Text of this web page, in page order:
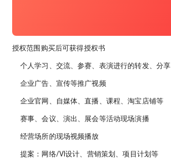
授权范围 购买后可获得授权书
个人学习、交流、参赛、表演进行的转发、分享
企业广告、宣传等推广视频
企业官网、自媒体、直播、课程、淘宝店铺等
赛事、会议、演出、展会等活动现场演播
经营场所的现场视频播放
提案：网络/VI设计、营销策划、项目计划等